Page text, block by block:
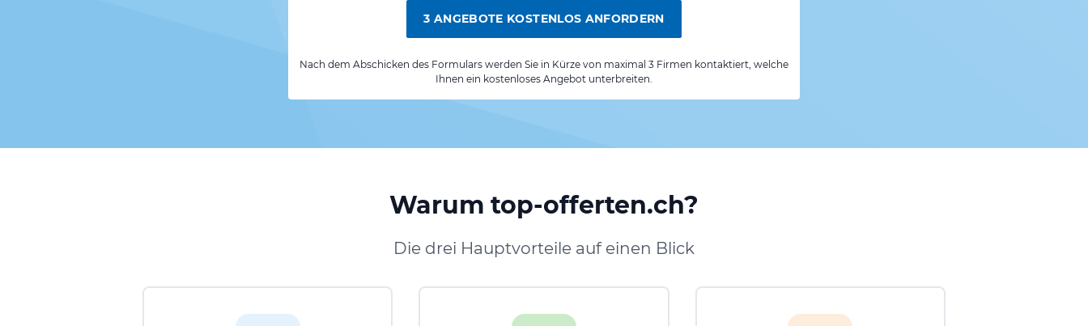
3 ANGEBOTE KOSTENLOS ANFORDERN
Nach dem Abschicken des Formulars werden Sie in Kürze von maximal 3 Firmen kontaktiert, welche
Ihnen ein kostenloses Angebot unterbreiten.
Warum top-offerten.ch?
Die drei Hauptvorteile auf einen Blick